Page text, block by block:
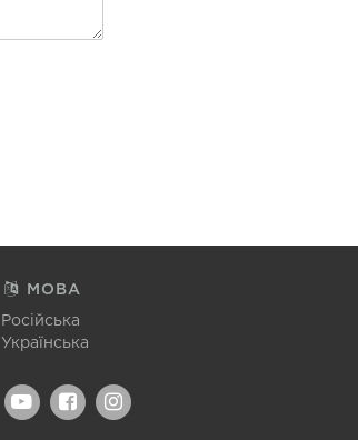
МОВА
Російська
Українська